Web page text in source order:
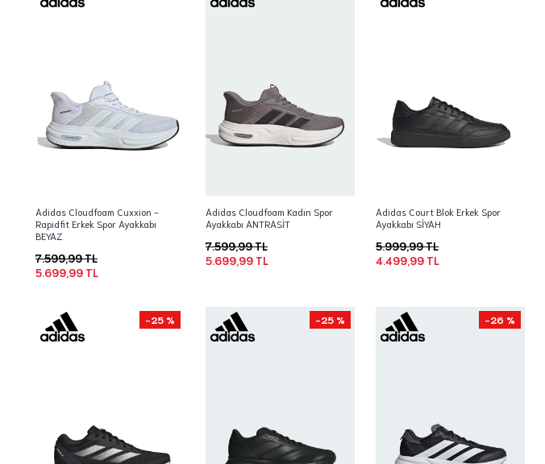
Adidas Cloudfoam Cuxxion -
Rapidfit Erkek Spor Ayakkabı
BEYAZ
5.699,99 TL
7.599,99 TL
Adidas Cloudfoam Kadın Spor
Ayakkabı ANTRASİT
5.699,99 TL
7.599,99 TL
Adidas Court Blok Erkek Spor
Ayakkabı SİYAH
4.499,99 TL
5.999,99 TL
-25 % -25 % -26 %